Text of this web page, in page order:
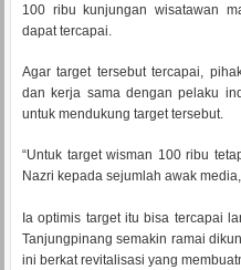
100 ribu kunjungan wisatawan
dapat tercapai.
Agar target tersebut tercapai,
dan kerja sama dengan pelaku
untuk mendukung target tersebut.
“Untuk target wisman 100 ribu
Nazri kepada sejumlah awak
Ia optimis target itu bisa tercapai
Tanjungpinang semakin ramai
ini berkat revitalisasi yang